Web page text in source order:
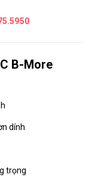
B-More
dính
trọng